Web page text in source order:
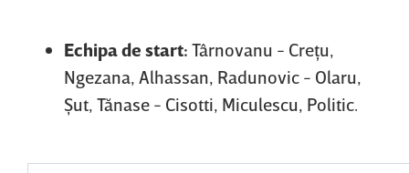
Echipa de start: Târnovanu - Creţu,
Ngezana, Alhassan, Radunovic - Olaru,
Şut, Tănase - Cisotti, Miculescu, Politic.